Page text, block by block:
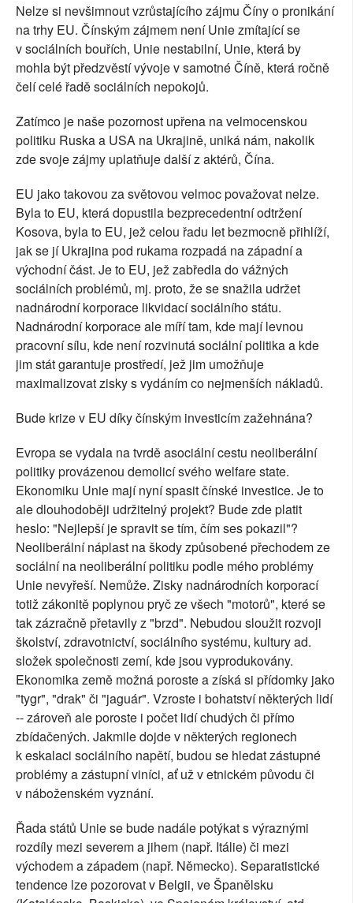
Nelze si nevšimnout vzrůstajícího zájmu Číny o pronikání
na trhy EU. Čínským zájmem není Unie zmítající se
v sociálních bouřích, Unie nestabilní, Unie, která by
mohla být předzvěstí vývoje v samotné Číně, která ročně
čelí celé řadě sociálních nepokojů.
Zatímco je naše pozornost upřena na velmocenskou
politiku Ruska a USA na Ukrajině, uniká nám, nakolik
zde svoje zájmy uplatňuje další z aktérů, Čína.
EU jako takovou za světovou velmoc považovat nelze.
Byla to EU, která dopustila bezprecedentní odtržení
Kosova, byla to EU, jež celou řadu let bezmocně přihlíží,
jak se jí Ukrajina pod rukama rozpadá na západní a
východní část. Je to EU, jež zabředla do vážných
sociálních problémů, mj. proto, že se snažila udržet
nadnárodní korporace likvidací sociálního státu.
Nadnárodní korporace ale míří tam, kde mají levnou
pracovní sílu, kde není rozvinutá sociální politika a kde
jim stát garantuje prostředí, jež jim umožňuje
maximalizovat zisky s vydáním co nejmenších nákladů.
Bude krize v EU díky čínským investicím zažehnána?
Evropa se vydala na tvrdě asociální cestu neoliberální
politiky provázenou demolicí svého welfare state.
Ekonomiku Unie mají nyní spasit čínské investice. Je to
ale dlouhodoběji udržitelný projekt? Bude zde platit
heslo: "Nejlepší je spravit se tím, čím ses pokazil"?
Neoliberální náplast na škody způsobené přechodem ze
sociální na neoliberální politiku podle mého problémy
Unie nevyřeší. Nemůže. Zisky nadnárodních korporací
totiž zákonitě poplynou pryč ze všech "motorů", které se
tak zázračně přetavily z "brzd". Nebudou sloužit rozvoji
školství, zdravotnictví, sociálního systému, kultury ad.
složek společnosti zemí, kde jsou vyprodukovány.
Ekonomika země možná poroste a získá si přídomky jako
"tygr", "drak" či "jaguár". Vzroste i bohatství některých lidí
-- zároveň ale poroste i počet lidí chudých či přímo
zbídačených. Jakmile dojde v některých regionech
k eskalaci sociálního napětí, budou se hledat zástupné
problémy a zástupní viníci, ať už v etnickém původu či
v náboženském vyznání.
Řada států Unie se bude nadále potýkat s výraznými
rozdíly mezi severem a jihem (např. Itálie) či mezi
východem a západem (např. Německo). Separatistické
tendence lze pozorovat v Belgii, ve Španělsku